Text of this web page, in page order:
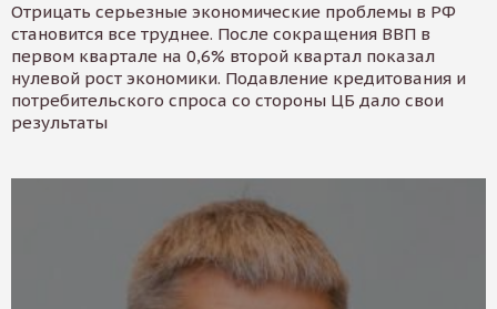
Отрицать серьезные экономические проблемы в РФ
становится все труднее. После сокращения ВВП в
первом квартале на 0,6% второй квартал показал
нулевой рост экономики. Подавление кредитования и
потребительского спроса со стороны ЦБ дало свои
результаты